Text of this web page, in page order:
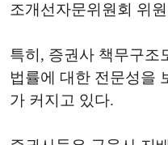
조개선자문위원회 위
특히, 증권사 책무구조
법률에 대한 전문성을
가 커지고 있다.